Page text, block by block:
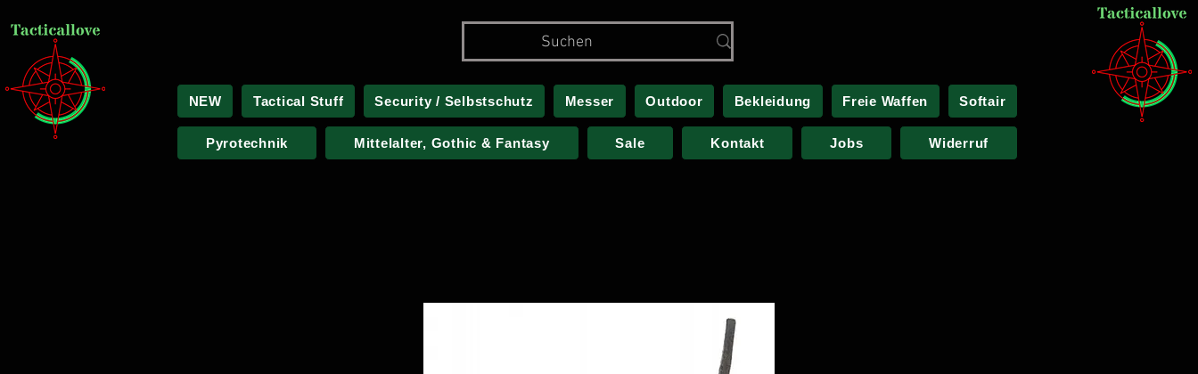
NEW Tactical Stuff Security / Selbstschutz Messer Outdoor Bekleidung Freie Waffen Softair
Pyrotechnik Mittelalter, Gothic & Fantasy Sale Kontakt Jobs Widerruf